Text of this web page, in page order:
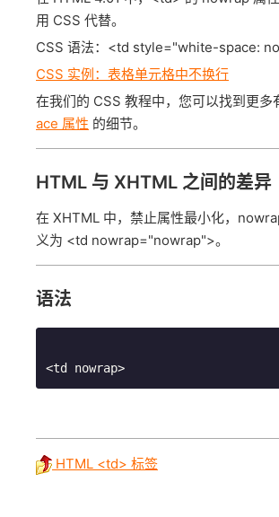
用 CSS 代替。
CSS 语法：<td style="white-space:
CSS 实例：表格单元格中不换行
在我们的 CSS 教程中，您可以找到更多
ace 属性 的细节。
HTML 与 XHTML 之间的差异
在 XHTML 中，禁止属性最小化，
义为 <td nowrap="nowrap">。
语法
HTML <td> 标签